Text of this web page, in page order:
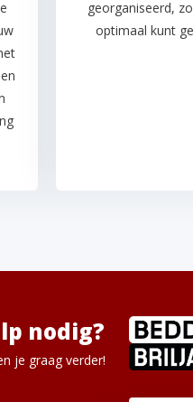
georganiseerd,
optimaal kunt
nodig?
je graag verder!